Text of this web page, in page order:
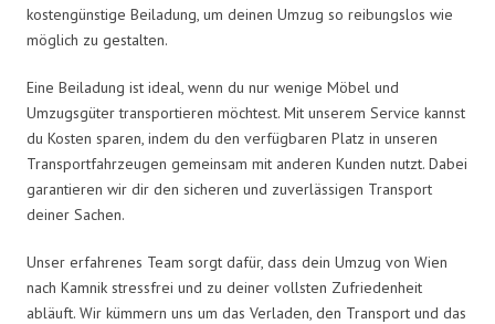
kostengünstige Beiladung, um deinen Umzug so reibungslos wie
möglich zu gestalten.
Eine Beiladung ist ideal, wenn du nur wenige Möbel und
Umzugsgüter transportieren möchtest. Mit unserem Service kannst
du Kosten sparen, indem du den verfügbaren Platz in unseren
Transportfahrzeugen gemeinsam mit anderen Kunden nutzt. Dabei
garantieren wir dir den sicheren und zuverlässigen Transport
deiner Sachen.
Unser erfahrenes Team sorgt dafür, dass dein Umzug von Wien
nach Kamnik stressfrei und zu deiner vollsten Zufriedenheit
abläuft. Wir kümmern uns um das Verladen, den Transport und das